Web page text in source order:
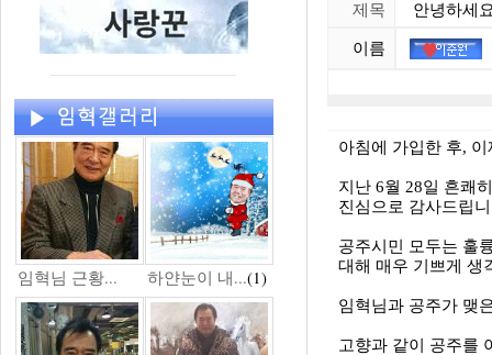
임혁님 근황... 하얀눈이 내...(1)
제목 안녕하세
이름
아침에 가입한 후,
지난 6월 28일 흔쾌
진심으로 감사드립
공주시민 모두는 훌
대해 매우 기쁘게 생
임혁님과 공주가 맺
고향과 같이 공주를